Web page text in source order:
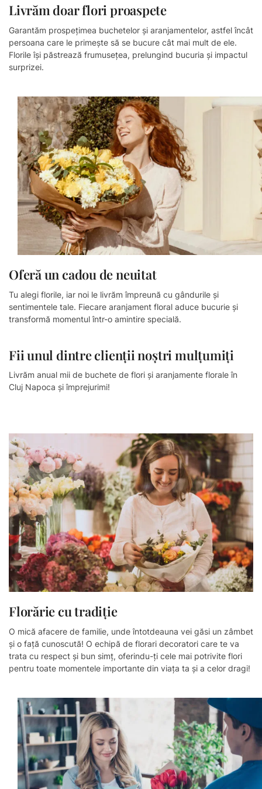
Livrăm doar flori proaspete​
Garantăm prospețimea buchetelor și aranjamentelor, astfel încât
persoana care le primește să se bucure cât mai mult de ele.
Florile își păstrează frumusețea, prelungind bucuria și impactul
surprizei.
Oferă un cadou de neuitat​​
Tu alegi florile, iar noi le livrăm împreună cu gândurile și
sentimentele tale. Fiecare aranjament floral aduce bucurie și
transformă momentul într-o amintire specială.
Fii unul dintre clienții noștri mulțumiți
Livrăm anual mii de buchete de flori și aranjamente florale în
Cluj Napoca și împrejurimi!
Florărie cu tradiție​
O mică afacere de familie, unde întotdeauna vei găsi un zâmbet
și o față cunoscută! O echipă de florari decoratori care te va
trata cu respect și bun simț, oferindu-ți cele mai potrivite flori
pentru toate momentele importante din viața ta și a celor dragi!